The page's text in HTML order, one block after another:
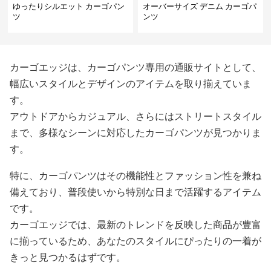
ゆったりシルエット カーゴパン
ツ
オーバーサイズ デニム カーゴパ
ンツ
カーゴエッジは、カーゴパンツ専用の通販サイトとして、
幅広いスタイルとデザインのアイテムを取り揃えていま
す。
アウトドアからカジュアル、さらにはストリートスタイル
まで、多様なシーンに対応したカーゴパンツが見つかりま
す。
特に、カーゴパンツはその機能性とファッション性を兼ね
備えており、普段使いから特別な日まで活躍するアイテム
です。
カーゴエッジでは、最新のトレンドを反映した商品が豊富
に揃っているため、あなたのスタイルにぴったりの一着が
きっと見つかるはずです。